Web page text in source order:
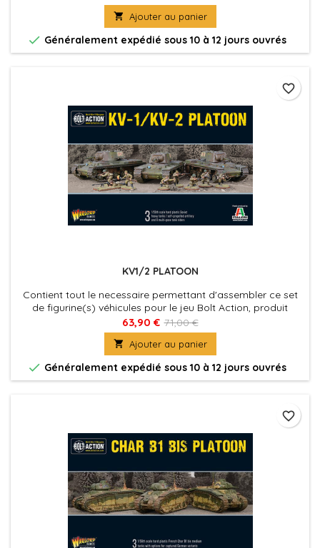
et à assembler
 Ajouter au panier
 Généralement expédié sous 10 à 12 jours ouvrés
KV1/2 PLATOON
Contient tout le necessaire permettant d'assembler ce set
de figurine(s) véhicules pour le jeu Bolt Action, produit
fournies avec leurs socles. Figurine(s) Véhicule(s) à peindre
et à assembler
63,90 € 71,00 €
 Ajouter au panier
 Généralement expédié sous 10 à 12 jours ouvrés
favorite_border
favorite_border